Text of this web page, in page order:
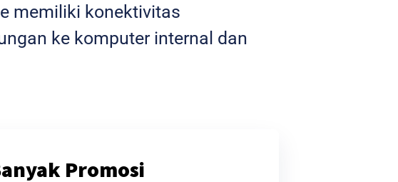
memiliki konektivitas
ke komputer internal dan
Promosi